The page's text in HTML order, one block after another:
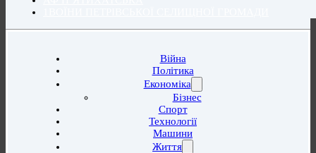
Війна
Політика
Економіка
Бізнес
Спорт
Технології
Машини
Життя